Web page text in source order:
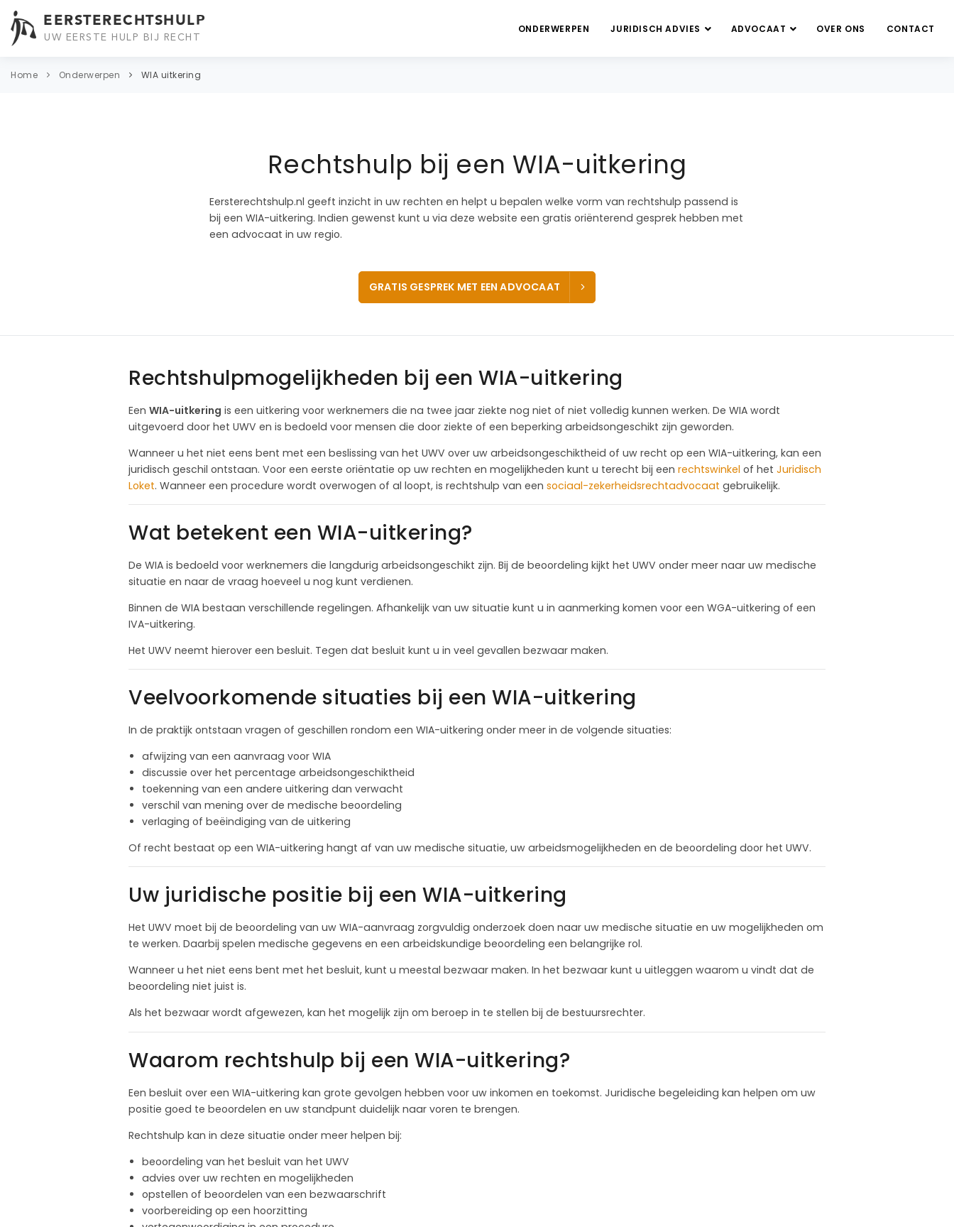
EERSTERECHTSHULP
UW EERSTE HULP BIJ RECHT
ONDERWERPEN JURIDISCH ADVIES ADVOCAAT OVER ONS CONTACT
Home Onderwerpen WIA uitkering
Rechtshulp bij een WIA-uitkering
Eersterechtshulp.nl geeft inzicht in uw rechten en helpt u bepalen welke vorm van rechtshulp passend is
bij een WIA-uitkering. Indien gewenst kunt u via deze website een gratis oriënterend gesprek hebben met
een advocaat in uw regio.
GRATIS GESPREK MET EEN ADVOCAAT
Rechtshulpmogelijkheden bij een WIA-uitkering
Een WIA-uitkering is een uitkering voor werknemers die na twee jaar ziekte nog niet of niet volledig kunnen werken. De WIA wordt
uitgevoerd door het UWV en is bedoeld voor mensen die door ziekte of een beperking arbeidsongeschikt zijn geworden.
Wanneer u het niet eens bent met een beslissing van het UWV over uw arbeidsongeschiktheid of uw recht op een WIA-uitkering, kan een
juridisch geschil ontstaan. Voor een eerste oriëntatie op uw rechten en mogelijkheden kunt u terecht bij een rechtswinkel of het Juridisch
Loket. Wanneer een procedure wordt overwogen of al loopt, is rechtshulp van een sociaal-zekerheidsrechtadvocaat gebruikelijk.
Wat betekent een WIA-uitkering?
De WIA is bedoeld voor werknemers die langdurig arbeidsongeschikt zijn. Bij de beoordeling kijkt het UWV onder meer naar uw medische
situatie en naar de vraag hoeveel u nog kunt verdienen.
Binnen de WIA bestaan verschillende regelingen. Afhankelijk van uw situatie kunt u in aanmerking komen voor een WGA-uitkering of een
IVA-uitkering.
Het UWV neemt hierover een besluit. Tegen dat besluit kunt u in veel gevallen bezwaar maken.
Veelvoorkomende situaties bij een WIA-uitkering
In de praktijk ontstaan vragen of geschillen rondom een WIA-uitkering onder meer in de volgende situaties:
afwijzing van een aanvraag voor WIA
discussie over het percentage arbeidsongeschiktheid
toekenning van een andere uitkering dan verwacht
verschil van mening over de medische beoordeling
verlaging of beëindiging van de uitkering
Of recht bestaat op een WIA-uitkering hangt af van uw medische situatie, uw arbeidsmogelijkheden en de beoordeling door het UWV.
Uw juridische positie bij een WIA-uitkering
Het UWV moet bij de beoordeling van uw WIA-aanvraag zorgvuldig onderzoek doen naar uw medische situatie en uw mogelijkheden om
te werken. Daarbij spelen medische gegevens en een arbeidskundige beoordeling een belangrijke rol.
Wanneer u het niet eens bent met het besluit, kunt u meestal bezwaar maken. In het bezwaar kunt u uitleggen waarom u vindt dat de
beoordeling niet juist is.
Als het bezwaar wordt afgewezen, kan het mogelijk zijn om beroep in te stellen bij de bestuursrechter.
Waarom rechtshulp bij een WIA-uitkering?
Een besluit over een WIA-uitkering kan grote gevolgen hebben voor uw inkomen en toekomst. Juridische begeleiding kan helpen om uw
positie goed te beoordelen en uw standpunt duidelijk naar voren te brengen.
Rechtshulp kan in deze situatie onder meer helpen bij:
beoordeling van het besluit van het UWV
advies over uw rechten en mogelijkheden
opstellen of beoordelen van een bezwaarschrift
voorbereiding op een hoorzitting